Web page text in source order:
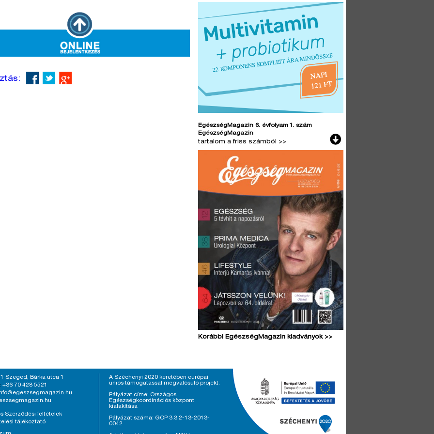
EgészségMagazin 6. évfolyam 1. szám
EgészségMagazin
tartalom a friss számból >>
Korábbi EgészségMagazin kiadványok >>
Szeged, Bárka utca 1
+36 70 428 5521
Szerződési feltételek
tájékoztató
A Széchenyi 2020 keretében európai
uniós támogatással megvalósuló projekt:
Pályázat címe: Országos
Egészségkoordinációs központ
kialakítása
Pályázat száma: GOP 3.3.2-13-2013-
0042